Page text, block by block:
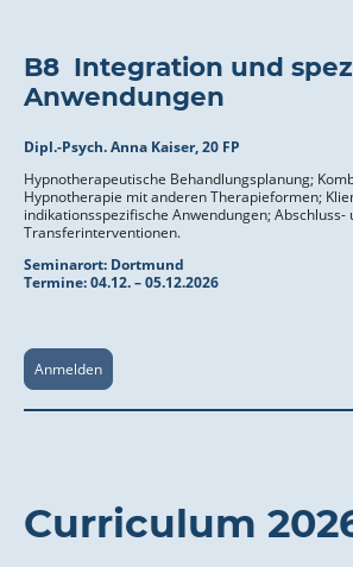
B8 Integration und
Anwendungen
Dipl.-Psych. Anna Kaiser, 20 FP
Hypnotherapeutische Behandlungsplanung;
Hypnotherapie mit anderen Therapieformen;
indikationsspezifische Anwendungen; Abschluss-
Transferinterventionen.
Seminarort: Dortmund
Termine: 04.12. – 05.12.2026
Anmelden
Curriculum